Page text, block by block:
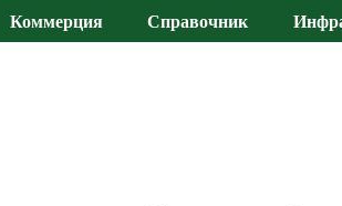
Коммерция Справочник